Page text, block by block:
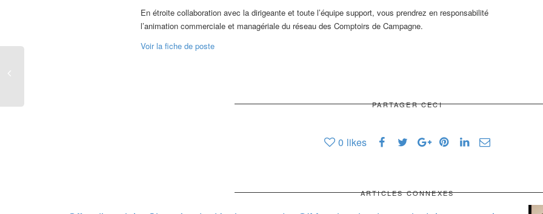
En étroite collaboration avec la dirigeante et toute l’équipe support, vous prendrez en responsabilité
l’animation commerciale et managériale du réseau des Comptoirs de Campagne.
Voir la fiche de poste
PARTAGER CECI
0 likes
ARTICLES CONNEXES